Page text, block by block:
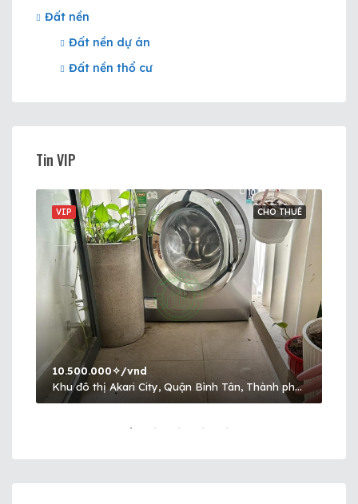
Đất nền
Đất nền dự án
Đất nền thổ cư
Tin VIP
CHO THUÊ
VIP
10.500.000✧/vnd
Khu đô thị Akari City, Quận Bình Tân, Thành phố Hồ Chí Minh, Việt Nam, Akari City, Quận Bình Tân, Hồ Chí Minh